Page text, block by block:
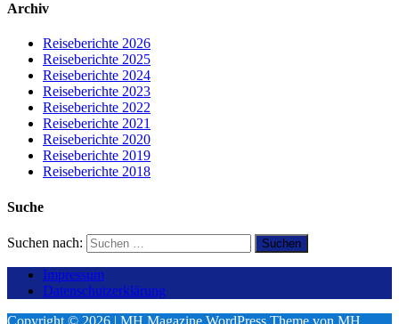
Archiv
Reiseberichte 2026
Reiseberichte 2025
Reiseberichte 2024
Reiseberichte 2023
Reiseberichte 2022
Reiseberichte 2021
Reiseberichte 2020
Reiseberichte 2019
Reiseberichte 2018
Suche
Suchen nach:
Impressum
Datenschutzerklärung
Copyright © 2026 | MH Magazine WordPress Theme von MH